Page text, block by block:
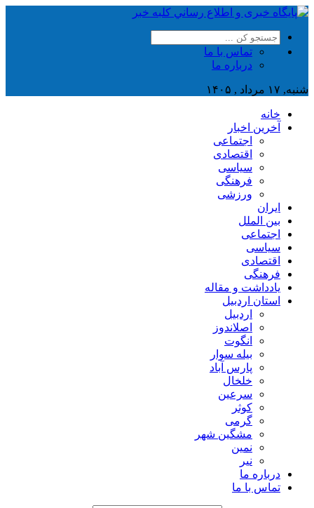
تماس با ما
درباره ما
شنبه, ۱۷ مرداد , ۱۴۰۵
خانه
آخرین اخبار
اجتماعی
اقتصادی
سیاسی
فرهنگی
ورزشی
ایران
بین الملل
اجتماعی
سیاسی
اقتصادی
فرهنگی
یادداشت و مقاله
استان اردبیل
اردبیل
اصلاندوز
انگوت
بیله سوار
پارس آباد
خلخال
سرعین
کوثر
گرمی
مشگین شهر
نمین
نیر
درباره ما
تماس با ما